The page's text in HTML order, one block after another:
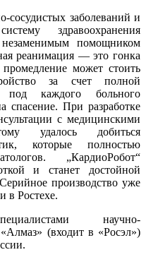
сосудистых заболеваний и
здравоохранения
незаменимым помощником
реанимация — это гонка
может стоить
за счет полной
под каждого больного
При разработке
с медицинскими
удалось добиться
которые полностью
„КардиоРобот“
и станет достойной
производство уже
в Ростехе.
научно-
(входит в «Росэл»)